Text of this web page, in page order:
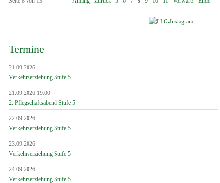
Termine
21.09.2026
Verkehrserziehung Stufe 5
21.09.2026 19:00
2. Pflegschaftsabend Stufe 5
22.09.2026
Verkehrserziehung Stufe 5
23.09.2026
Verkehrserziehung Stufe 5
24.09.2026
Verkehrserziehung Stufe 5